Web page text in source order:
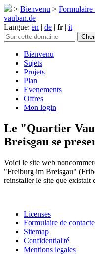
> Bienvenu > Formulaire
vauban.de
Langue: en | de | fr | it
Bienvenu
Sujets
Projets
Plan
Evenements
Offres
Mon login
Le "Quartier
Breisgau se
Voici le site web
"Freiburg im Breisgau"
reinstaller le site que existait
Licenses
Formulaire de contacte
Sitemap
Confidentialité
Mentions legales